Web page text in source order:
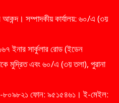
সম্পাদকীয় কার্যালয়: ৬০/এ (৩য়
ইনার সার্কুলার রোড (ইডেন
মুদ্রিত এবং ৬০/এ (৩য় তলা), পুরানা
ফোন: ৯৫১৫৪৬১। ই-মেইল: